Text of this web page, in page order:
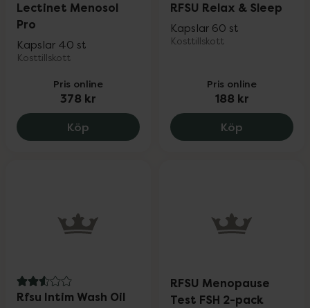
Lectinet Menosol
Pro
Kapslar 40 st
Kosttillskott
Pris online
378 kr
Köp Lectinet Menosol Pro, 378 kr.
RFSU Relax & Sleep
Kapslar 60 st
Kosttillskott
Pris online
188 kr
Köp RFSU
2.6 av 5 i omdöme
Rfsu Intim Wash Oil
RFSU Menopause
Test FSH 2-pack